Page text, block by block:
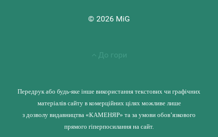
© 2026 MiG
До гори
Передрук або будь-яке інше використання текстових чи графічних
матеріалів сайту в комерційних цілях можливе лише
з дозволу видавництва «КАМЕНЯР» та за умови обов’язкового
прямого гіперпосилання на сайт.